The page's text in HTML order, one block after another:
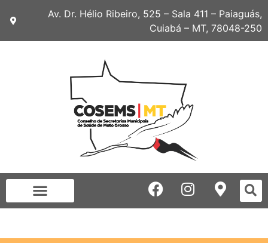
Av. Dr. Hélio Ribeiro, 525 – Sala 411 – Paiaguás,
Cuiabá – MT, 78048-250